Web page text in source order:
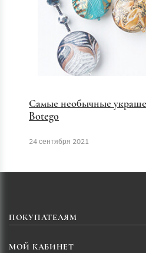
Самые необычные
Botego
24 сентября 2021
ПОКУПАТЕЛЯМ
МОЙ КАБИНЕТ